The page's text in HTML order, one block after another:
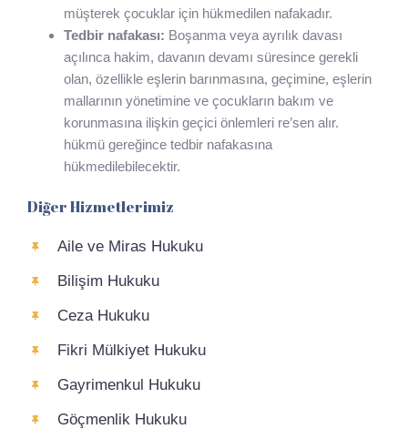
müşterek çocuklar için hükmedilen nafakadır.
Tedbir nafakası: Boşanma veya ayrılık davası
açılınca hakim, davanın devamı süresince gerekli
olan, özellikle eşlerin barınmasına, geçimine, eşlerin
mallarının yönetimine ve çocukların bakım ve
korunmasına ilişkin geçici önlemleri re’sen alır.
hükmü gereğince tedbir nafakasına
hükmedilebilecektir.
Diğer Hizmetlerimiz
Aile ve Miras Hukuku
Bilişim Hukuku
Ceza Hukuku
Fikri Mülkiyet Hukuku
Gayrimenkul Hukuku
Göçmenlik Hukuku